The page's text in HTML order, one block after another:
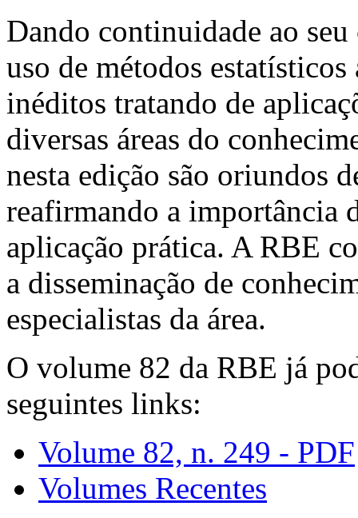
Dando continuidade ao
uso de métodos
inéditos tratando de
diversas áreas do
nesta edição são oriundos
reafirmando a importância
aplicação prática. A RBE
a disseminação de
especialistas da área.
O volume 82 da RBE já
seguintes links:
Volume 82, n. 249 - PDF
Volumes Recentes